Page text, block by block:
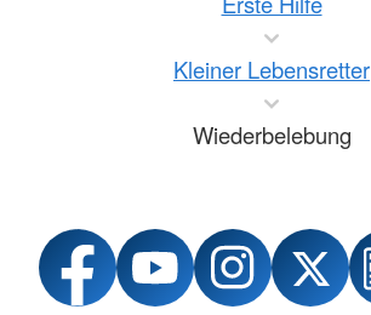
Kleiner Lebensretter
Wiederbelebung